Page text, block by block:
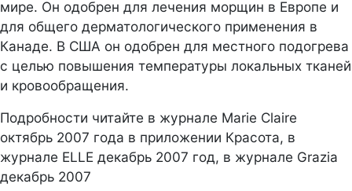
мире. Он одобрен для лечения морщин в Европе и
для общего дерматологического применения в
Канаде. В США он одобрен для местного подогрева
с целью повышения температуры локальных тканей
и кровообращения.
Подробности читайте в журнале Marie Claire
октябрь 2007 года в приложении Красота, в
журнале ELLE декабрь 2007 год, в журнале Grazia
декабрь 2007